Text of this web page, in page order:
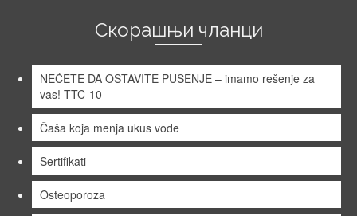
Скорашњи чланци
NEĆETE DA OSTAVITE PUŠENJE – imamo rešenje za
vas! TTC-10
Čaša koja menja ukus vode
Sertifikati
Osteoporoza